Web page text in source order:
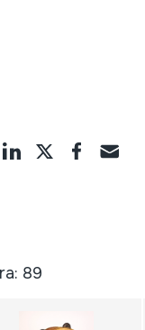
89